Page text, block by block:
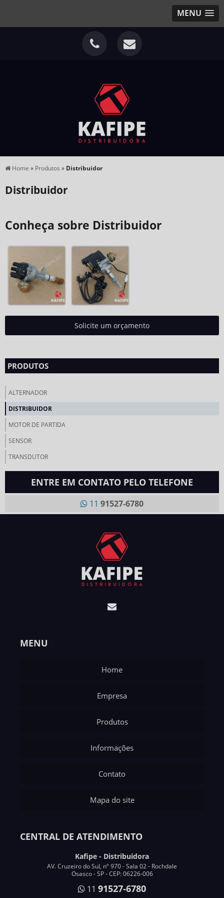
MENU
Home » Produtos » Distribuidor
Distribuidor
Conheça sobre Distribuidor
Solicite um orçamento
PRODUTOS
ALTERNADOR
DISTRIBUIDOR
MOTOR DE PARTIDA
SENSOR
TRANSDUTOR
ENTRE EM CONTATO PELO TELEFONE
11 91527-6780
MENU
Home
Empresa
Produtos
Informações
Contato
Mapa do site
CENTRAL DE ATENDIMENTO
Kafipe - Distribuidora
AV. Cruzeiro do Sul, nº 970 - Sala 02 - Rochdale
Osasco - SP - CEP: 06226-006
11 91527-6780